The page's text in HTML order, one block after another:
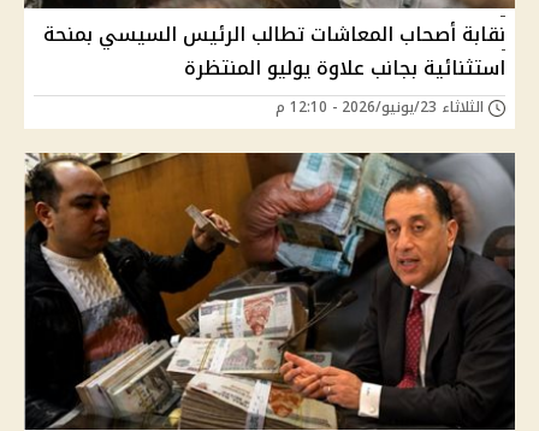
نقابة أصحاب المعاشات تطالب الرئيس السيسي بمنحة
استثنائية بجانب علاوة يوليو المنتظرة
الثلاثاء 23/يونيو/2026 - 12:10 م